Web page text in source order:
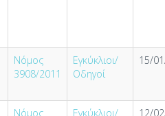
Νόμος
3908/2011
Εγκύκλιοι/
Οδηγοί
15/
Νόμος Εγκύκλιοι/ 12/